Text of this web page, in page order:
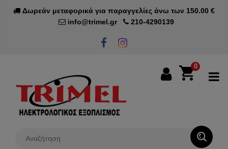
Δωρεάν μεταφορικά για παραγγελίες άνω των 150.00 €
info@trimel.gr
210-4290139
0